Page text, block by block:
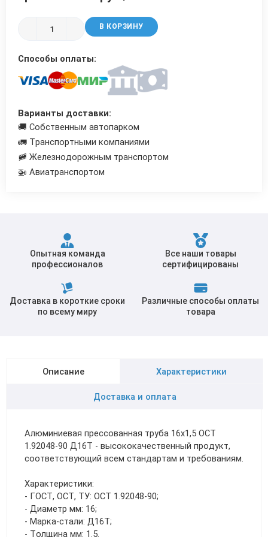
В КОРЗИНУ
Способы оплаты:
Варианты доставки:
🚚 Собственным автопарком
🚛 Транспортными компаниями
🚞 Железнодорожным транспортом
🚁 Авиатранспортом
Опытная команда
профессионалов
Все наши товары
сертифицированы
Доставка в короткие сроки
по всему миру
Различные способы оплаты
товара
Описание Характеристики
Доставка и оплата
Алюминиевая прессованная труба 16х1,5 ОСТ
1.92048-90 Д16Т - высококачественный продукт,
соответствующий всем стандартам и требованиям.
Характеристики:
- ГОСТ, ОСТ, ТУ: ОСТ 1.92048-90;
- Диаметр мм: 16;
- Марка-стали: Д16Т;
- Толщина мм: 1.5.
Трубы в ВУС изоляции